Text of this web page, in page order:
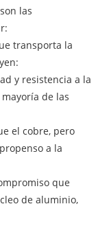
las
transporta la
y resistencia a la
de las
el cobre, pero
a la
que
de aluminio,